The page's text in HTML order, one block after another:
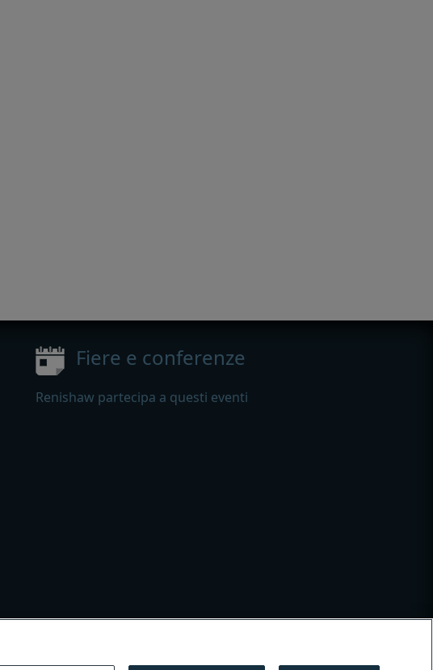
Fiere e conferenze
Renishaw partecipa a questi eventi